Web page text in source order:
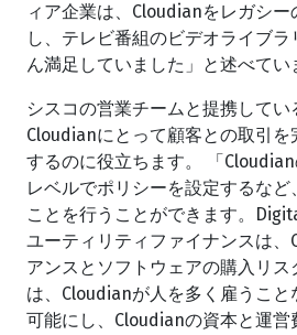
ィア企業は、Cloudianをレガシ
し、テレビ番組のビデオライブ
ん満足していました」と述べてい
シスコの営業チームと提携してい
Cloudianにとって顧客との取引
するのに役立ちます。 「
レベルでポリシーを設定するな
ことを行うことができます。
ユーティリティファイナンスは、
アンスとソフトウェアの購入リス
は、Cloudianが人を多く雇うこと
可能にし、Cloudianの資本と運営